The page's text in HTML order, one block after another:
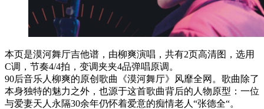
本页是漠河舞厅吉他谱，由柳爽演唱，共有2页高清图，选用
C调，节奏4/4拍，变调夹夹4品弹唱原调。
90后音乐人柳爽的原创歌曲《漠河舞厅》风靡全网。歌曲除了
本身独特的魅力之外，也源于这首歌曲背后的人物原型：一位
与爱妻天人永隔30余年仍怀着爱意的痴情老人“张德全“。